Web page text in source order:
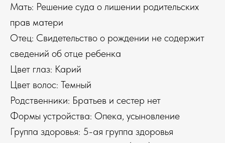
Мать: Решение суда о лишении родительских
прав матери
Отец: Свидетельство о рождении не содержит
сведений об отце ребенка
Цвет глаз: Карий
Цвет волос: Темный
Родственники: Братьев и сестер нет
Формы устройства: Опека, усыновление
Группа здоровья: 5-ая группа здоровья